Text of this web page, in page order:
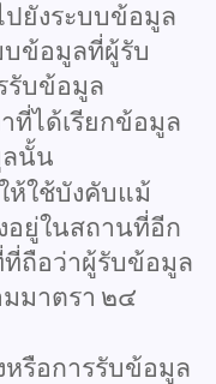
ปยังระบบข้อมูล
ข้อมูลที่ผู้รับ
รับข้อมูล
ที่ได้เรียกข้อมูล
ลนั้น
ห้ใช้บังคับแม้
ยู่ในสถานที่อีก
ถือว่าผู้รับข้อมูล
มาตรา ๒๔
หรือการรับข้อมูล